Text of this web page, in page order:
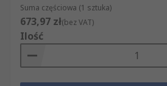
Suma częściowa (1 sztuka)
673,97 zł(bez VAT)
Ilość